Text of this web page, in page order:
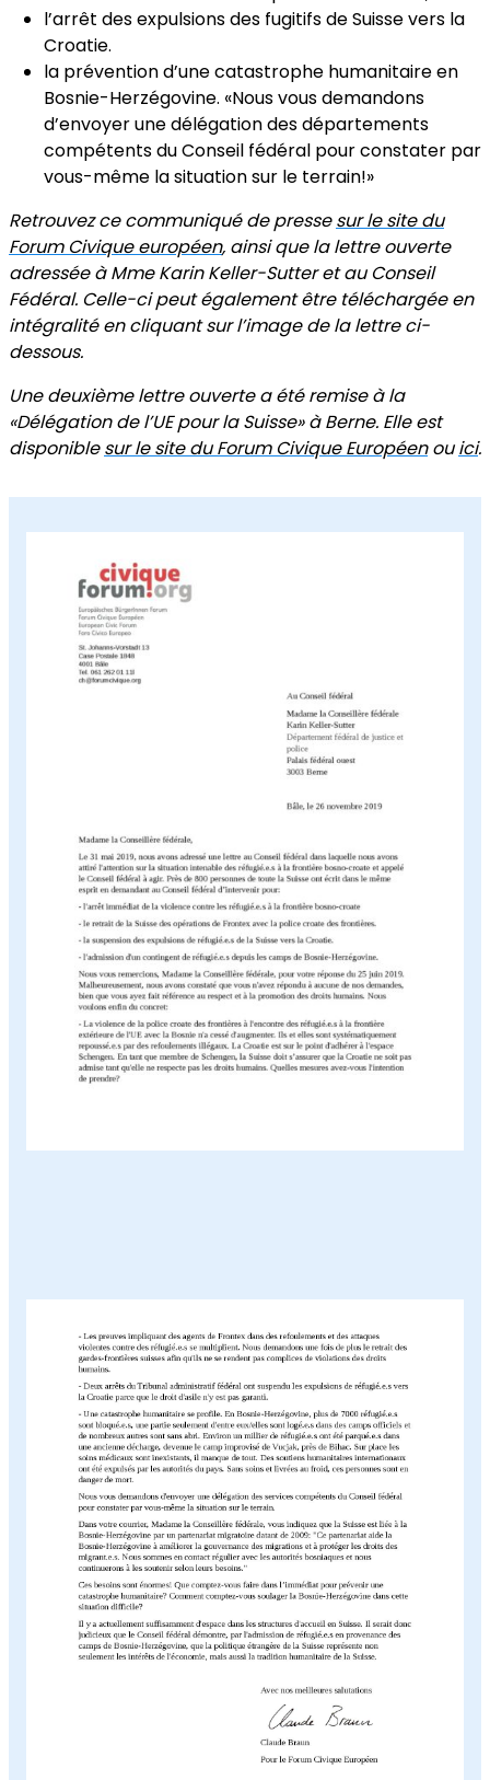
l’arrêt des expulsions des fugitifs de Suisse vers la
Croatie.
la prévention d’une catastrophe humanitaire en
Bosnie-Herzégovine. «Nous vous demandons
d’envoyer une délégation des départements
compétents du Conseil fédéral pour constater par
vous-même la situation sur le terrain!»
Retrouvez ce communiqué de pressesur le site du
Forum Civique européen, ainsi que la lettre ouverte
adressée à Mme Karin Keller-Sutter et au Conseil
Fédéral. Celle-ci peut également être téléchargée en
intégralité en cliquant sur l’image de la lettre ci-
dessous.
Une deuxième lettre ouverte a été remise à la
«Délégation de l’UE pour la Suisse» à Berne. Elle est
disponiblesur le site du Forum Civique Européenouici.